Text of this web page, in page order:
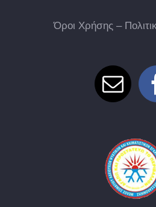
Όροι Χρήσης –